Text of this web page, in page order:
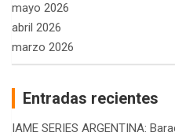
mayo 2026
abril 2026
marzo 2026
Entradas recientes
IAME SERIES ARGENTINA: